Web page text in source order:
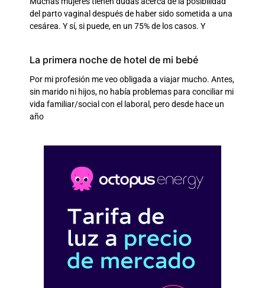
del parto vaginal después de haber sido sometida a una
cesárea. Y sí, si puede, en un 75% de los casos. Y
La primera noche de hotel de mi bebé
Por mi profesión me veo obligada a viajar mucho. Antes,
sin marido ni hijos, no había problemas para conciliar mi
vida familiar/social con el laboral, pero desde hace un
año